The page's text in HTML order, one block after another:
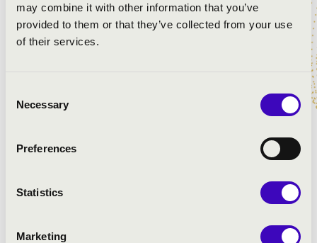
may combine it with other information that you’ve
provided to them or that they’ve collected from your use
of their services.
Selection
Necessary
Preferences
Statistics
Marketing
ELŐADÓK:
Laczó Magdolna